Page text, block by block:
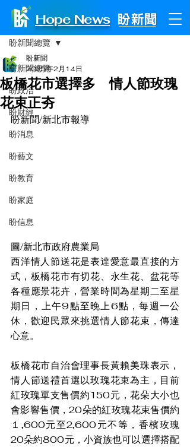
Hope News
文章
盼新聞總覽
盼政治
盼財經
盼消息
盼藝文
盼教育
盼家庭
盼信息
盼新聞總覽
板橋花市選擇多 情人節玫瑰
花束正夯
盼新聞
2025年2月14日
盼新聞/新北市報導
圖/新北市政府農業局
西洋情人節送花是表達愛意最直接的方
式，板橋花市有切花、永生花、盆花等
各種應景花卉，營業時間為星期二至星
期日，上午9點至晚上6點，每週一公
休，歡迎民眾來挑選情人節花束，傳達
心意。
板橋花市自治會理事長黃賴美珠表示，
情人節送禮首選以玫瑰花束為主，目前
紅玫瑰單支售價約150元，花朵大小也
會影響售價，20朵的紅玫瑰花束售價約
１,600元至2,600元不等，香檳玫瑰
20朵約800元，小資族也可以選擇搭配